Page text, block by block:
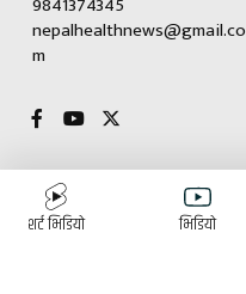
शर्ट भिडियो भिडियो
nepalhealthnews@gmail.co
m
विशेष
डाक्टर भन्नुहुन्छ